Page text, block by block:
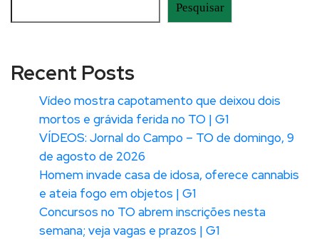
Pesquisar
Recent Posts
Vídeo mostra capotamento que deixou dois
mortos e grávida ferida no TO | G1
VÍDEOS: Jornal do Campo – TO de domingo, 9
de agosto de 2026
Homem invade casa de idosa, oferece cannabis
e ateia fogo em objetos | G1
Concursos no TO abrem inscrições nesta
semana; veja vagas e prazos | G1